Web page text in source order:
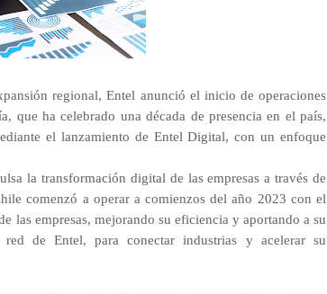
regional, Entel anunció el inicio de operaciones
que ha celebrado una década de presencia en el país,
el lanzamiento de Entel Digital, con un enfoque
la transformación digital de las empresas a través de
comenzó a operar a comienzos del año 2023 con el
las empresas, mejorando su eficiencia y aportando a su
de Entel, para conectar industrias y acelerar su